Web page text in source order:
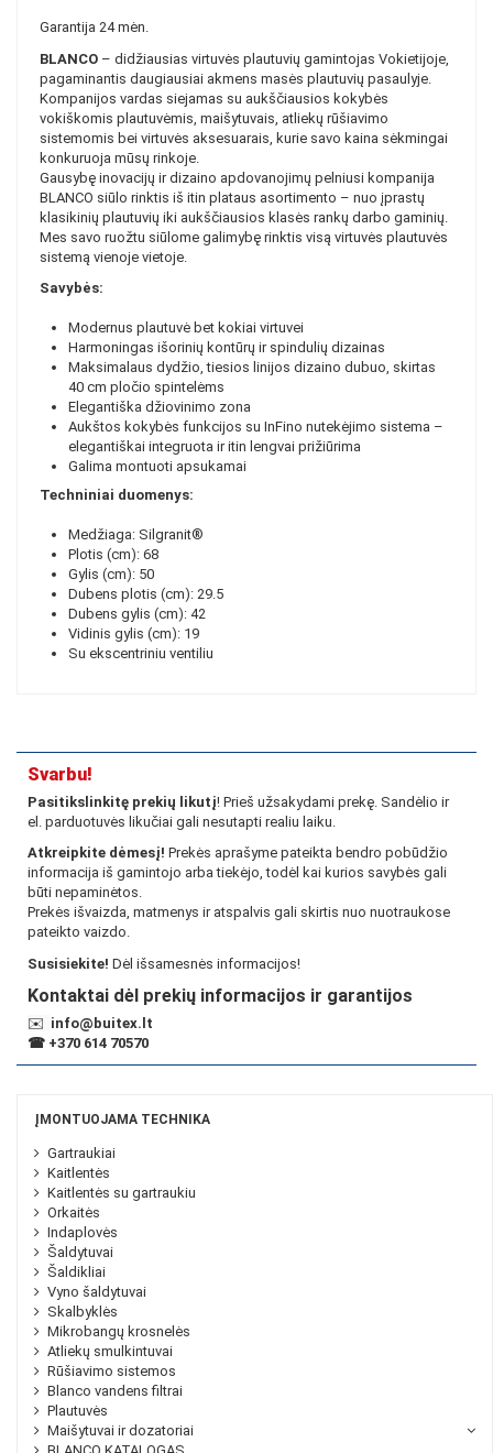
Garantija 24 mėn.
BLANCO– didžiausias virtuvės plautuvių gamintojas Vokietijoje,
pagaminantis daugiausiai akmens masės plautuvių pasaulyje.
Kompanijos vardas siejamas su aukščiausios kokybės
vokiškomis plautuvėmis, maišytuvais, atliekų rūšiavimo
sistemomis bei virtuvės aksesuarais, kurie savo kaina sėkmingai
konkuruoja mūsų rinkoje.
Gausybę inovacijų ir dizaino apdovanojimų pelniusi kompanija
BLANCO siūlo rinktis iš itin plataus asortimento – nuo įprastų
klasikinių plautuvių iki aukščiausios klasės rankų darbo gaminių.
Mes savo ruožtu siūlome galimybę rinktis visą virtuvės plautuvės
sistemą vienoje vietoje.
Savybės:
Modernus plautuvė bet kokiai virtuvei
Harmoningas išorinių kontūrų ir spindulių dizainas
Maksimalaus dydžio, tiesios linijos dizaino dubuo, skirtas
40 cm pločio spintelėms
Elegantiška džiovinimo zona
Aukštos kokybės funkcijos su InFino nutekėjimo sistema –
elegantiškai integruota ir itin lengvai prižiūrima
Galima montuoti apsukamai
Techniniai duomenys:
Medžiaga: Silgranit®
Plotis (cm): 68
Gylis (cm): 50
Dubens plotis (cm): 29.5
Dubens gylis (cm): 42
Vidinis gylis (cm): 19
Su ekscentriniu ventiliu
Svarbu!
Pasitikslinkitę prekių likutį! Prieš užsakydami prekę. Sandėlio ir
el. parduotuvės likučiai gali nesutapti realiu laiku.
Atkreipkite dėmesį! Prekės aprašyme pateikta bendro pobūdžio
informacija iš gamintojo arba tiekėjo, todėl kai kurios savybės gali
būti nepaminėtos.
Prekės išvaizda, matmenys ir atspalvis gali skirtis nuo nuotraukose
pateikto vaizdo.
Susisiekite! Dėl išsamesnės informacijos!
Kontaktai dėl prekių informacijos ir garantijos
✉️ info@buitex.lt
☎ +370 614 70570
ĮMONTUOJAMA TECHNIKA
Gartraukiai
Kaitlentės
Kaitlentės su gartraukiu
Orkaitės
Indaplovės
Šaldytuvai
Šaldikliai
Vyno šaldytuvai
Skalbyklės
Mikrobangų krosnelės
Atliekų smulkintuvai
Rūšiavimo sistemos
Blanco vandens filtrai
Plautuvės
Maišytuvai ir dozatoriai